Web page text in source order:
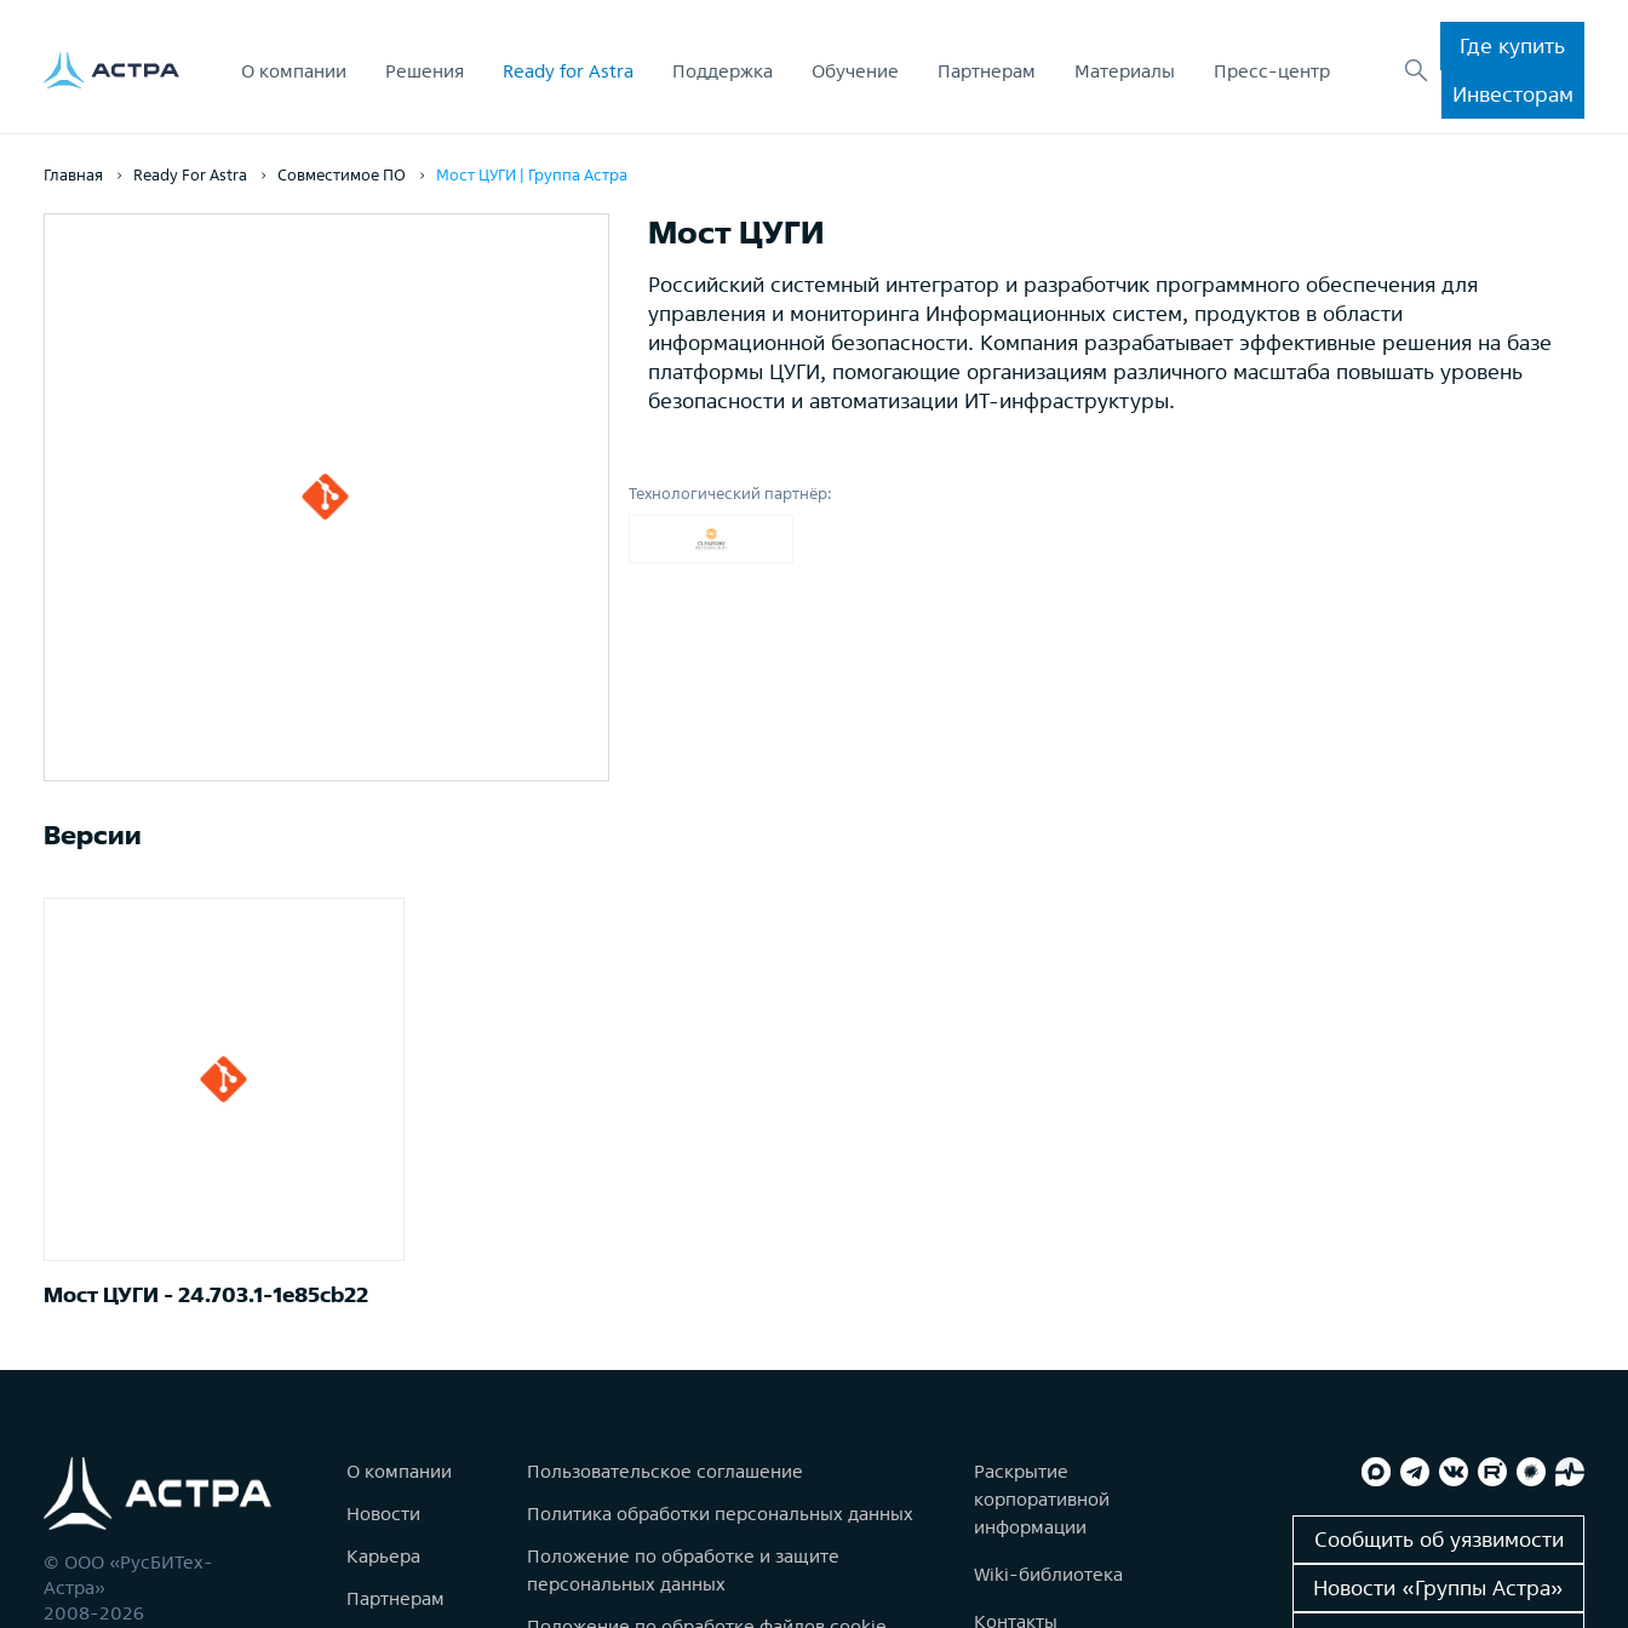
О компании Решения Ready for Astra Поддержка Обучение Партнерам Материалы Пресс-центр
Где купить
Инвесторам
Главная Ready For Astra Совместимое ПО Мост ЦУГИ | Группа Астра
Мост ЦУГИ
Российский системный интегратор и разработчик программного обеспечения для
управления и мониторинга Информационных систем, продуктов в области
информационной безопасности. Компания разрабатывает эффективные решения на базе
платформы ЦУГИ, помогающие организациям различного масштаба повышать уровень
безопасности и автоматизации ИТ-инфраструктуры.
Технологический партнёр:
Версии
Мост ЦУГИ - 24.703.1-1e85cb22
© ООО «РусБИТех-
Астра»
2008-2026
О компании
Новости
Карьера
Партнерам
Пользовательское соглашение
Политика обработки персональных данных
Положение по обработке и защите
персональных данных
Раскрытие
корпоративной
информации
Wiki-библиотека
Контакты
Сообщить об уязвимости
Новости «Группы Астра»